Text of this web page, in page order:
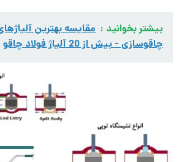
بیشتر بخوانید : مقایسه بهترین
چاقوسازی - بیش از 20 آلیاژ فولاد چاقو